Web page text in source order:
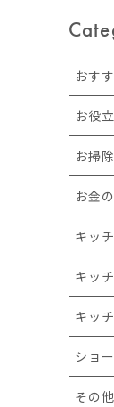
おす
お役
お掃除
お金
キッ
キッ
キッ
ショ
その他